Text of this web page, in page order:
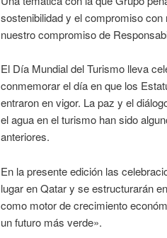
sostenibilidad y el compromiso
nuestro compromiso de
El Día Mundial del Turismo lleva
conmemorar el día en que los
entraron en vigor. La paz y el
el agua en el turismo han sido
anteriores.
En la presente edición las
lugar en Qatar y se estructurarán
como motor de crecimiento
un futuro más verde».